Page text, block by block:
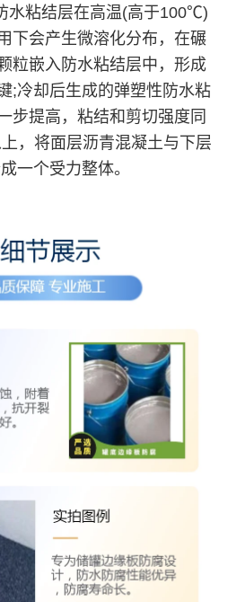
水粘结层在高温(高于100℃)
下会产生微溶化分布，在碾
粒嵌入防水粘结层中，形成
;冷却后生成的弹塑性防水粘
步提高，粘结和剪切强度同
，将面层沥青混凝土与下层
一个受力整体。